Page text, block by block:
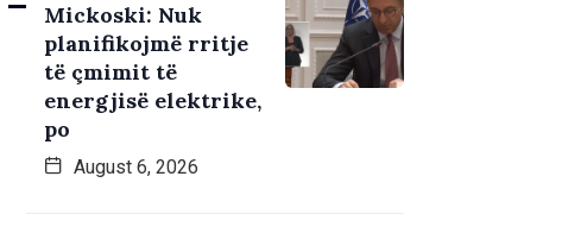
Mickoski: Nuk
planifikojmë rritje
të çmimit të
energjisë elektrike,
po
August 6, 2026